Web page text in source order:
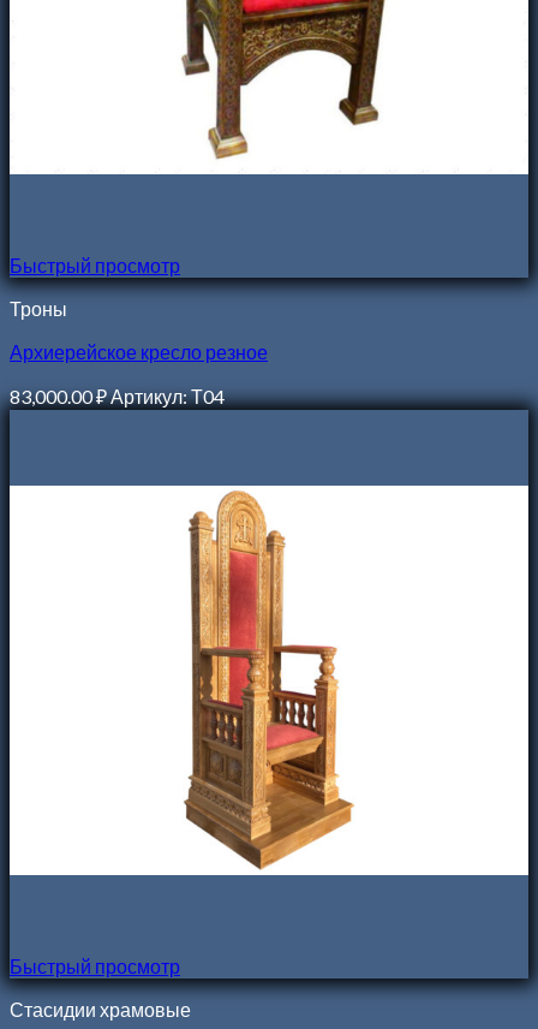
Быстрый просмотр
Троны
Архиерейское кресло резное
83,000.00₽Артикул: Т04
Быстрый просмотр
Стасидии храмовые